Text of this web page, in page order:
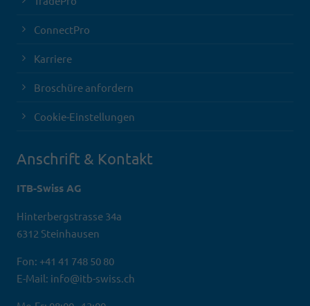
ConnectPro
Karriere
Broschüre anfordern
Cookie-Einstellungen
Anschrift & Kontakt
ITB-Swiss AG
Hinterbergstrasse 34a
6312 Steinhausen
Fon: +41 41 748 50 80
E-Mail: info@itb-swiss.ch